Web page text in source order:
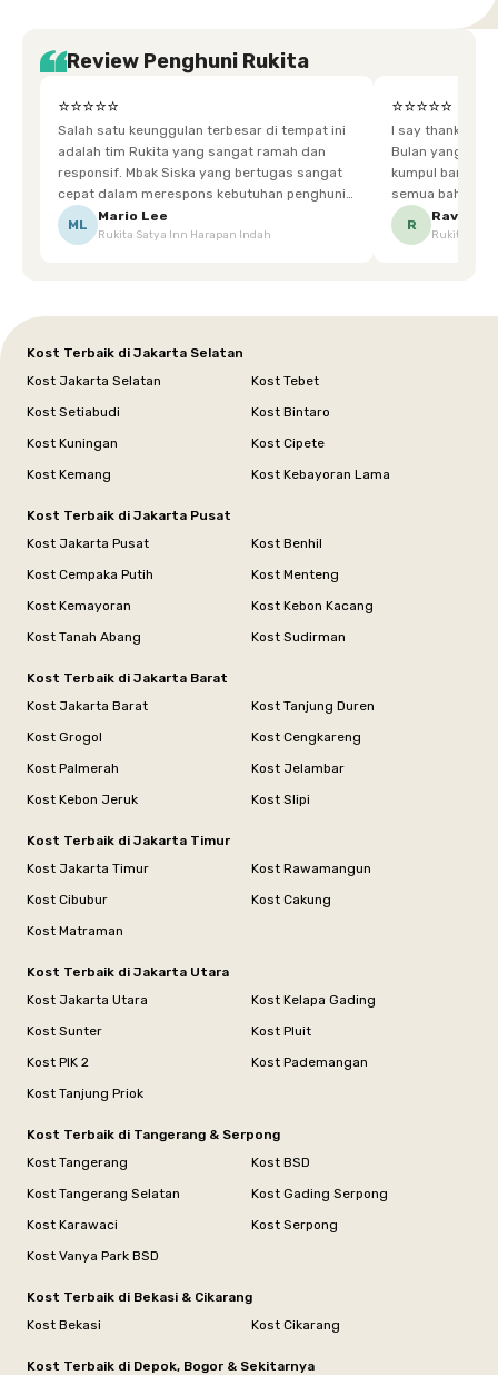
Review Penghuni Rukita
⭐⭐⭐⭐⭐
Salah satu keunggulan terbesar di tempat ini
adalah tim Rukita yang sangat ramah dan
responsif. Mbak Siska yang bertugas sangat
cepat dalam merespons kebutuhan penghuni.
Ketika saya meminta keset karena sempat
terpeleset, permintaan tersebut langsung
ML
Mario Lee
Rukita Satya Inn Harapan Indah
⭐⭐⭐⭐⭐
I say thankyou
Bulan yang super happy! banyak
kumpul bareng
semua bahagia
mgkn saran dari air aja & kebersihan lebih di
R
Ravena
Rukita
Kost Terbaik di Jakarta Selatan
Kost Jakarta Selatan
Kost Tebet
Kost Setiabudi
Kost Bintaro
Kost Kuningan
Kost Cipete
Kost Kemang
Kost Kebayoran Lama
Kost Terbaik di Jakarta Pusat
Kost Jakarta Pusat
Kost Benhil
Kost Cempaka Putih
Kost Menteng
Kost Kemayoran
Kost Kebon Kacang
Kost Tanah Abang
Kost Sudirman
Kost Terbaik di Jakarta Barat
Kost Jakarta Barat
Kost Tanjung Duren
Kost Grogol
Kost Cengkareng
Kost Palmerah
Kost Jelambar
Kost Kebon Jeruk
Kost Slipi
Kost Terbaik di Jakarta Timur
Kost Jakarta Timur
Kost Rawamangun
Kost Cibubur
Kost Cakung
Kost Matraman
Kost Terbaik di Jakarta Utara
Kost Jakarta Utara
Kost Kelapa Gading
Kost Sunter
Kost Pluit
Kost PIK 2
Kost Pademangan
Kost Tanjung Priok
Kost Terbaik di Tangerang & Serpong
Kost Tangerang
Kost BSD
Kost Tangerang Selatan
Kost Gading Serpong
Kost Karawaci
Kost Serpong
Kost Vanya Park BSD
Kost Terbaik di Bekasi & Cikarang
Kost Bekasi
Kost Cikarang
Kost Terbaik di Depok, Bogor & Sekitarnya